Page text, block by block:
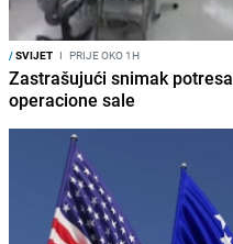
/SVIJET I PRIJE OKO 1H
Zastrašujući snimak
operacione sale